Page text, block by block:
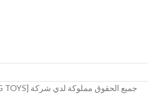
جميع الحقوق مملوكة لدي شركة [GTG TOYS]